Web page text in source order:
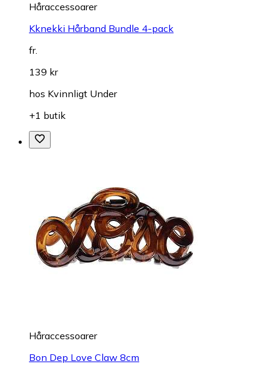
Håraccessoarer
Kknekki Hårband Bundle 4-pack
fr.
139 kr
hos Kvinnligt Under
+1 butik
Håraccessoarer
Bon Dep Love Claw 8cm